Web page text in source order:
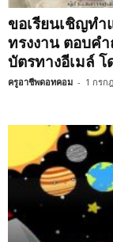
ขอเรียนเชิญทำ
ทรงงาน ตอบค
บัตรทางอีเมล์
ครูอาชีพดอทคอม - 1 กรก